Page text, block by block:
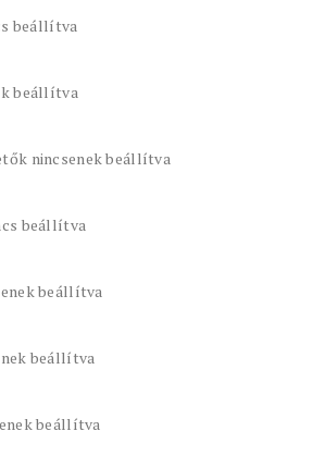
beállítva
beállítva
nincsenek beállítva
beállítva
beállítva
beállítva
beállítva